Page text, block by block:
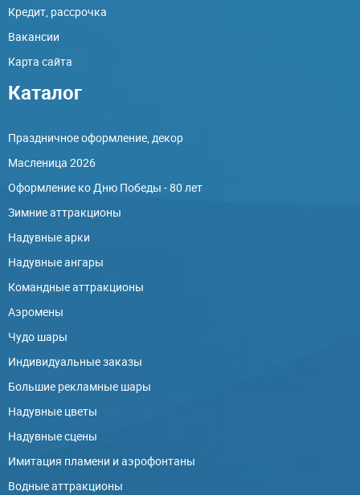
Кредит, рассрочка
Вакансии
Карта сайта
Каталог
Праздничное оформление, декор
Масленица 2026
Оформление ко Дню Победы - 80 лет
Зимние аттракционы
Надувные арки
Надувные ангары
Командные аттракционы
Аэромены
Чудо шары
Индивидуальные заказы
Большие рекламные шары
Надувные цветы
Надувные сцены
Имитация пламени и аэрофонтаны
Водные аттракционы